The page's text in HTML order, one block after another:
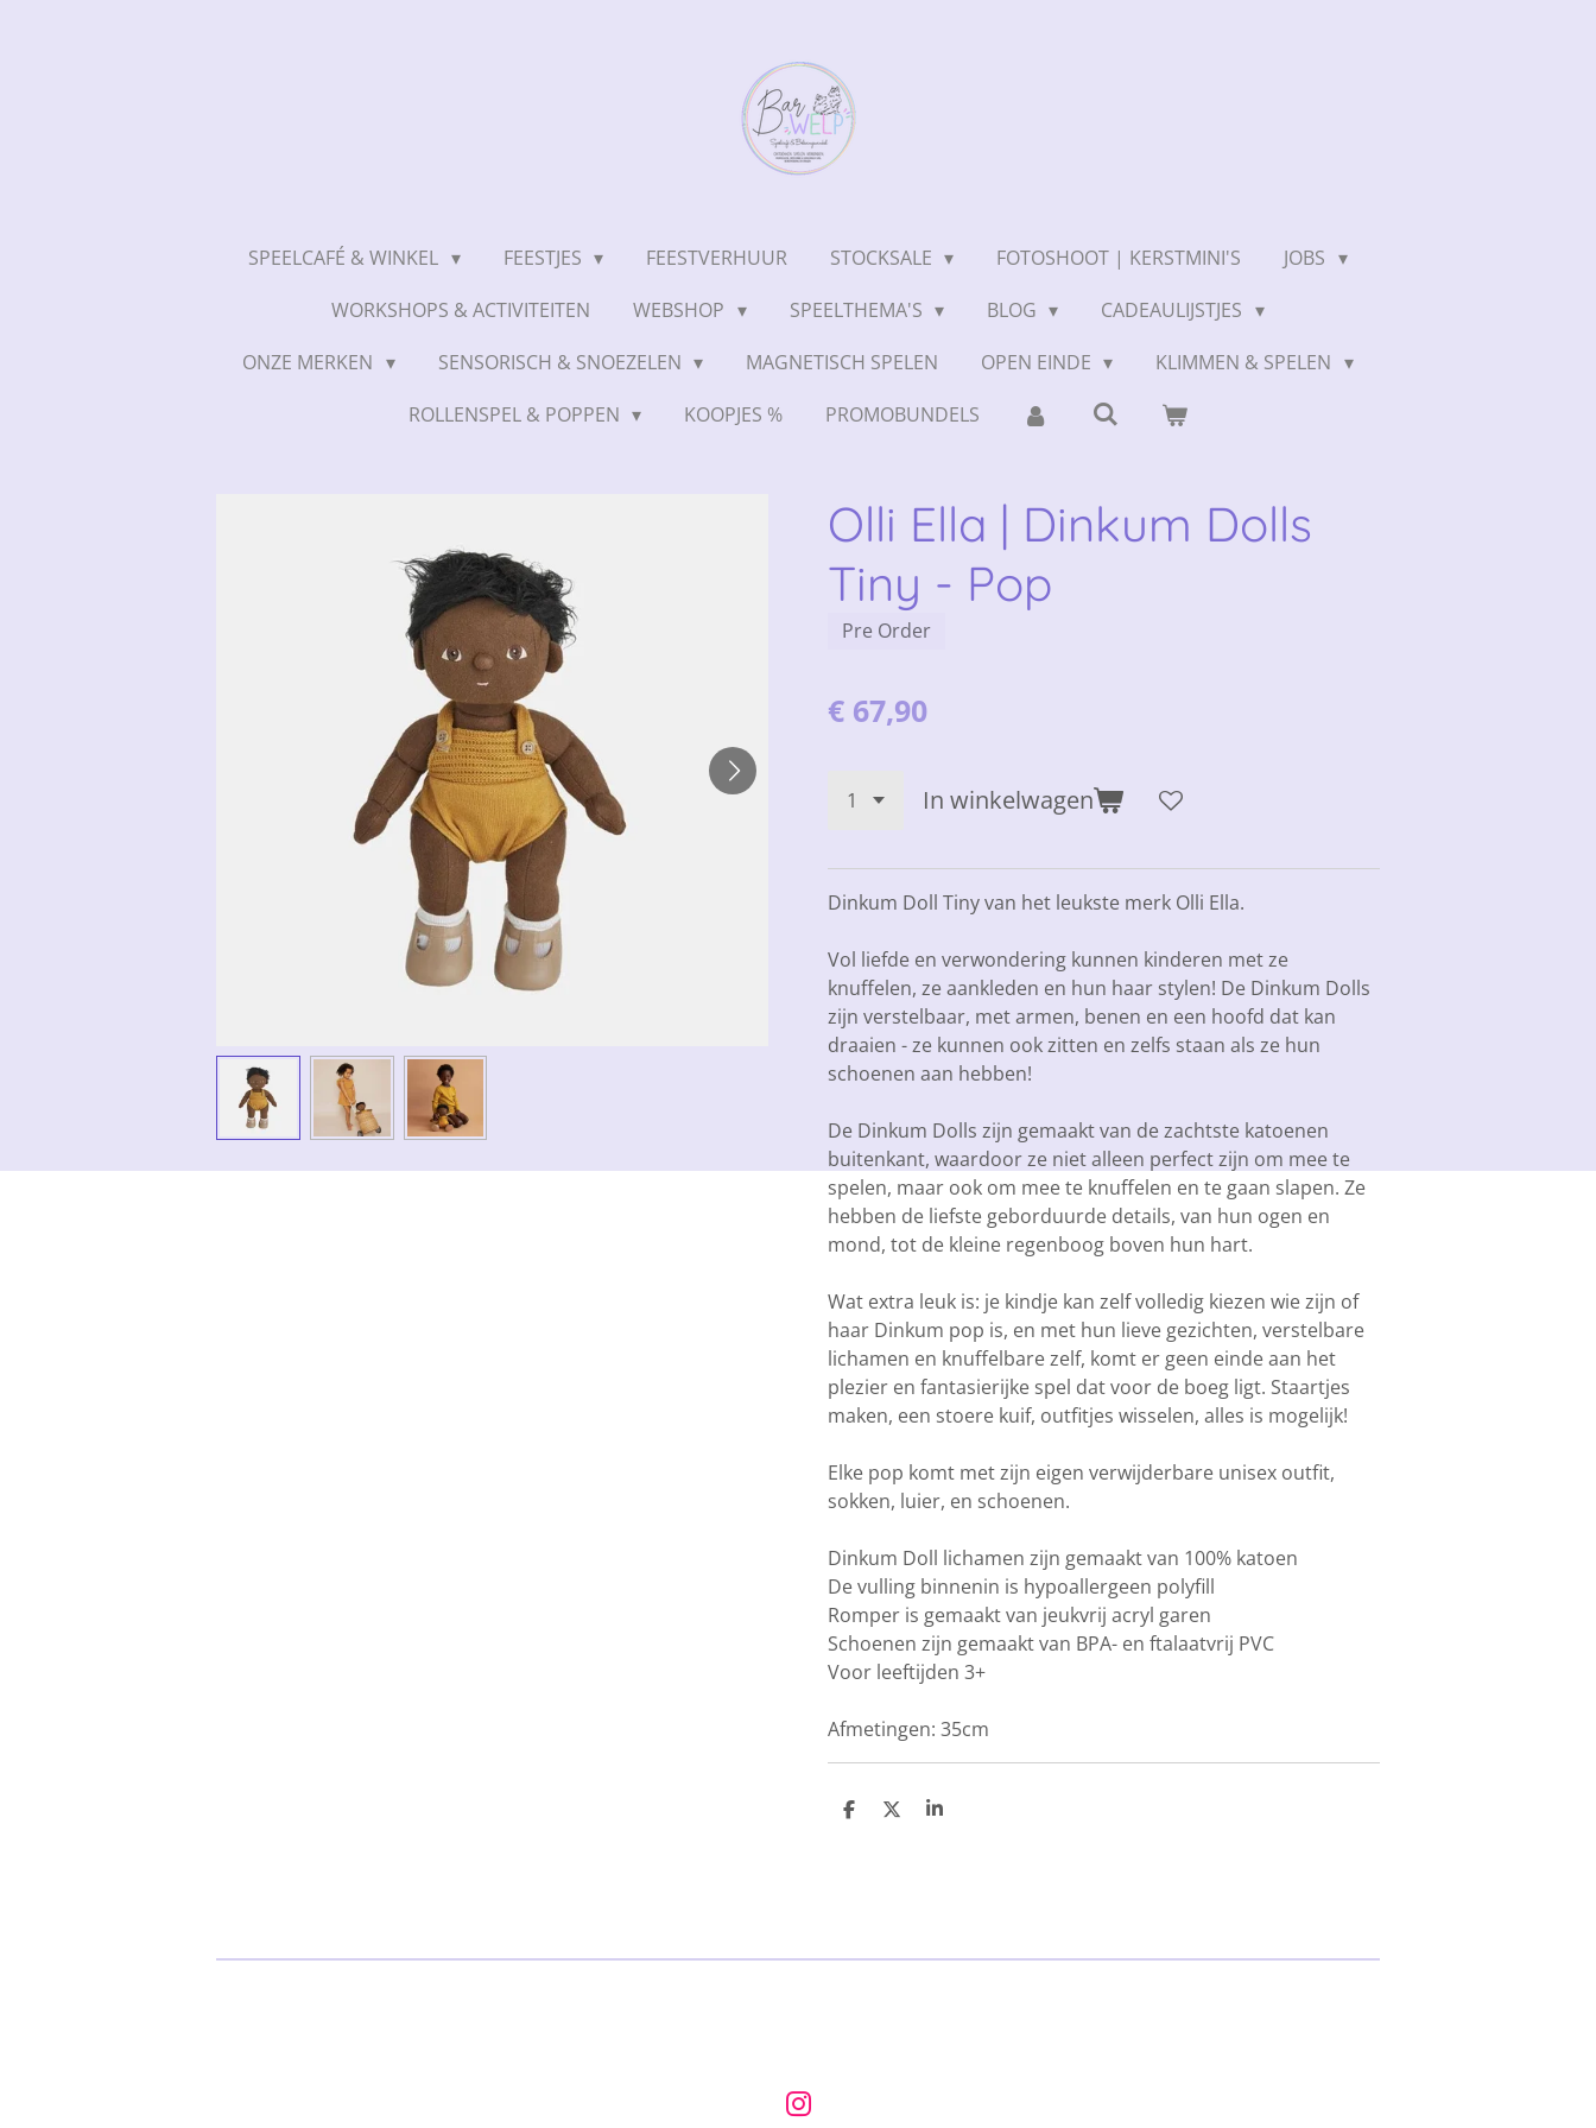
SPEELCAFÉ & WINKEL FEESTJES FEESTVERHUUR STOCKSALE FOTOSHOOT | KERSTMINI'S
JOBS
WORKSHOPS & ACTIVITEITEN
WEBSHOP SPEELTHEMA'S BLOG
CADEAULIJSTJES
ONZE MERKEN
SENSORISCH & SNOEZELEN MAGNETISCH SPELEN OPEN EINDE
KLIMMEN & SPELEN
ROLLENSPEL & POPPEN
KOOPJES % PROMOBUNDELS
Olli Ella | Dinkum Dolls
Tiny - Pop
Pre Order
€ 67,90
In winkelwagen
Dinkum Doll Tiny van het leukste merk Olli Ella.
Vol liefde en verwondering kunnen kinderen met ze
knuffelen, ze aankleden en hun haar stylen! De Dinkum Dolls
zijn verstelbaar, met armen, benen en een hoofd dat kan
draaien - ze kunnen ook zitten en zelfs staan als ze hun
schoenen aan hebben!
De Dinkum Dolls zijn gemaakt van de zachtste katoenen
buitenkant, waardoor ze niet alleen perfect zijn om mee te
spelen, maar ook om mee te knuffelen en te gaan slapen. Ze
hebben de liefste geborduurde details, van hun ogen en
mond, tot de kleine regenboog boven hun hart.
Wat extra leuk is: je kindje kan zelf volledig kiezen wie zijn of
haar Dinkum pop is, en met hun lieve gezichten, verstelbare
lichamen en knuffelbare zelf, komt er geen einde aan het
plezier en fantasierijke spel dat voor de boeg ligt. Staartjes
maken, een stoere kuif, outfitjes wisselen, alles is mogelijk!
Elke pop komt met zijn eigen verwijderbare unisex outfit,
sokken, luier, en schoenen.
Dinkum Doll lichamen zijn gemaakt van 100% katoen
De vulling binnenin is hypoallergeen polyfill
Romper is gemaakt van jeukvrij acryl garen
Schoenen zijn gemaakt van BPA- en ftalaatvrij PVC
Voor leeftijden 3+
Afmetingen: 35cm
D
D
S
I